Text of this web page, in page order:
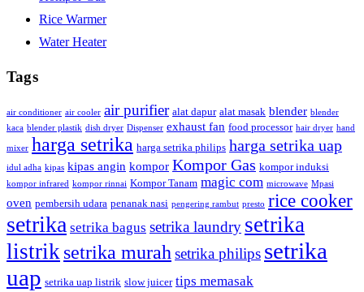
Rice Warmer
Water Heater
Tags
air conditioner air cooler air purifier alat dapur alat masak blender blender
kaca blender plastik dish dryer Dispenser exhaust fan food processor hair dryer hand
mixer harga setrika harga setrika philips harga setrika uap
idul adha kipas kipas angin kompor Kompor Gas kompor induksi
kompor infrared kompor rinnai Kompor Tanam magic com microwave Mpasi
oven pembersih udara penanak nasi pengering rambut presto rice cooker
setrika setrika bagus setrika laundry setrika
listriksetrika murah setrika philips setrika
uap setrika uap listrik slow juicer tips memasak